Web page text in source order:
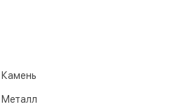
Камень
Металл